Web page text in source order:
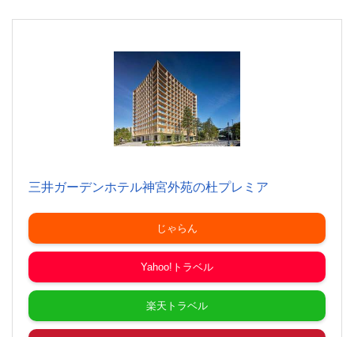
三井ガーデンホテル神宮外苑の杜プレミア
じゃらん
Yahoo!トラベル
楽天トラベル